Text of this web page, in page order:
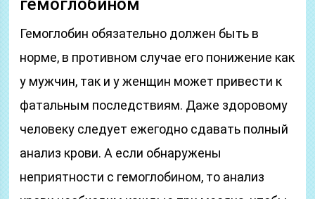
гемоглобином
Гемоглобин обязательно должен быть в
норме, в противном случае его понижение как
у мужчин, так и у женщин может привести к
фатальным последствиям. Даже здоровому
человеку следует ежегодно сдавать полный
анализ крови. А если обнаружены
неприятности с гемоглобином, то анализ